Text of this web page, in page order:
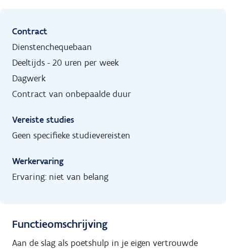
Contract
Dienstenchequebaan
Deeltijds - 20 uren per week
Dagwerk
Contract van onbepaalde duur
Vereiste studies
Geen specifieke studievereisten
Werkervaring
Ervaring: niet van belang
Functieomschrijving
Aan de slag als poetshulp in je eigen vertrouwde